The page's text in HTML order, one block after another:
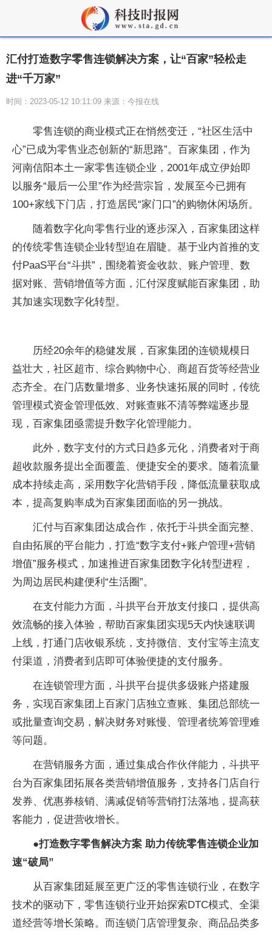
汇付打造数字零售连锁解决方案，让“百家”轻松走
进“千万家”
时间：2023-05-12 10:11:09 来源：今报在线
零售连锁的商业模式正在悄然变迁，“社区生活中
心”已成为零售业态创新的“新思路”。百家集团，作为
河南信阳本土一家零售连锁企业，2001年成立伊始即
以服务“最后一公里”作为经营宗旨，发展至今已拥有
100+家线下门店，打造居民“家门口”的购物休闲场所。
随着数字化向零售行业的逐步深入，百家集团这样
的传统零售连锁企业转型迫在眉睫。基于业内首推的支
付PaaS平台“斗拱”，围绕着资金收款、账户管理、数
据对账、营销增值等方面，汇付深度赋能百家集团，助
其加速实现数字化转型。
历经20余年的稳健发展，百家集团的连锁规模日
益壮大，社区超市、综合购物中心、商超百货等经营业
态齐全。在门店数量增多、业务快速拓展的同时，传统
管理模式资金管理低效、对账查账不清等弊端逐步显
现，百家集团亟需提升数字化管理能力。
此外，数字支付的方式日趋多元化，消费者对于商
超收款服务提出全面覆盖、便捷安全的要求。随着流量
成本持续走高，采用数字化营销手段，降低流量获取成
本，提高复购率成为百家集团面临的另一挑战。
汇付与百家集团达成合作，依托于斗拱全面完整、
自由拓展的平台能力，打造“数字支付+账户管理+营销
增值”服务模式，加速推进百家集团数字化转型进程，
为周边居民构建便利“生活圈”。
在支付能力方面，斗拱平台开放支付接口，提供高
效流畅的接入体验，帮助百家集团实现5天内快速联调
上线，打通门店收银系统，支持微信、支付宝等主流支
付渠道，消费者到店即可体验便捷的支付服务。
在连锁管理方面，斗拱平台提供多级账户搭建服
务，实现百家集团上百家门店独立查账、集团总部统一
或批量查询交易，解决财务对账慢、管理者统筹管理难
等问题。
在营销服务方面，通过集成合作伙伴能力，斗拱平
台为百家集团拓展各类营销增值服务，支持各门店自行
发券、优惠券核销、满减促销等营销打法落地，提高获
客能力，促进营收增长。
●打造数字零售解决方案 助力传统零售连锁企业加
速“破局”
从百家集团延展至更广泛的零售连锁行业，在数字
技术的驱动下，零售连锁行业开始探索DTC模式、全渠
道经营等增长策略。而连锁门店管理复杂、商品品类多